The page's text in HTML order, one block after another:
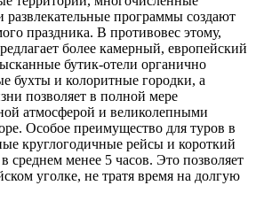
развлекательные программы создают
праздника. В противовес этому,
более камерный, европейский
бутик-отели органично
бухты и колоритные городки, а
позволяет в полной мере
атмосферой и великолепными
Особое преимущество для туров в
круглогодичные рейсы и короткий
среднем менее 5 часов. Это позволяет
уголке, не тратя время на долгую